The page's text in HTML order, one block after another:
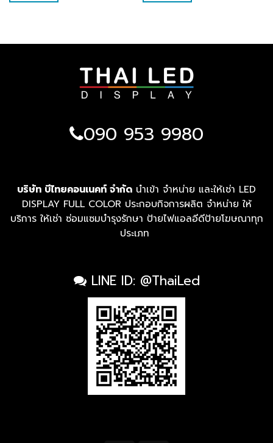
090 953 9980
บริษัท บีไทยคอนเนคท์ จำกัด นำเข้า จำหน่าย และให้เช่า LED
DISPLAY FULL COLOR ประกอบกิจการผลิต จำหน่าย ให้
บริการ ให้เช่า ซ่อมแซมบำรุงรักษา ป้ายไฟแอลอีดีป้ายโฆษณาทุก
ประเภท
LINE ID: @ThaiLed